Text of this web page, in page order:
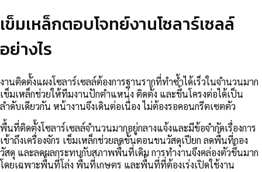
เข็มเหล็กตอบโจทย์งานโซลาร์เซลล์
อย่างไร
งานติดตั้งแผงโซลาร์เซลล์ต้องการฐานรากที่ทำซ้ำได้เร็วในจำนวนมาก
เข็มเหล็กช่วยให้ทีมงานปักตำแหน่ง ติดตั้ง และขึ้นโครงต่อได้เป็น
ลำดับเดียวกัน หน้างานจึงเดินต่อเนื่อง ไม่ต้องรอคอนกรีตเซตตัว
พื้นที่ติดตั้งโซลาร์เซลล์จำนวนมากอยู่กลางแจ้งและมีข้อจำกัดเรื่องการ
เข้าถึงเครื่องจักร เข็มเหล็กช่วยลดขั้นตอนขนวัสดุเปียก ลดพื้นที่กอง
วัสดุ และลดผลกระทบกับสภาพพื้นที่เดิม การทำงานจึงคล่องตัวขึ้นมาก
โดยเฉพาะพื้นที่โล่ง พื้นที่เกษตร และพื้นที่ที่ต้องเร่งเปิดใช้งาน